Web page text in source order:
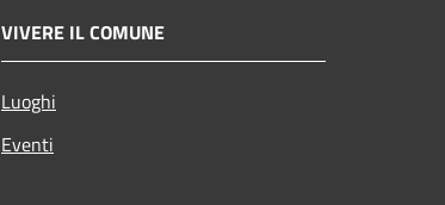
VIVERE IL COMUNE
Luoghi
Eventi